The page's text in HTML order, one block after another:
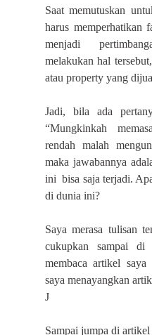
Saat memutuskan
harus memperhatikan
menjadi
melakukan hal
atau property yang
Jadi, bila ada
“Mungkinkah
rendah malah
maka jawabannya
ini bisa saja terjadi.
di dunia ini?
Saya merasa tulisan
cukupkan sampai di
membaca artikel
saya menayangkan
J
Sampai jumpa di